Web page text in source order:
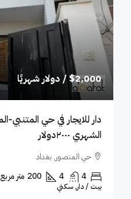
$2,000/ دولار شهريًا
الشهري ٢٠٠٠دولار
حي المنصور, بغداد
4
4
200 متر مربع
بيت / دار, سكني